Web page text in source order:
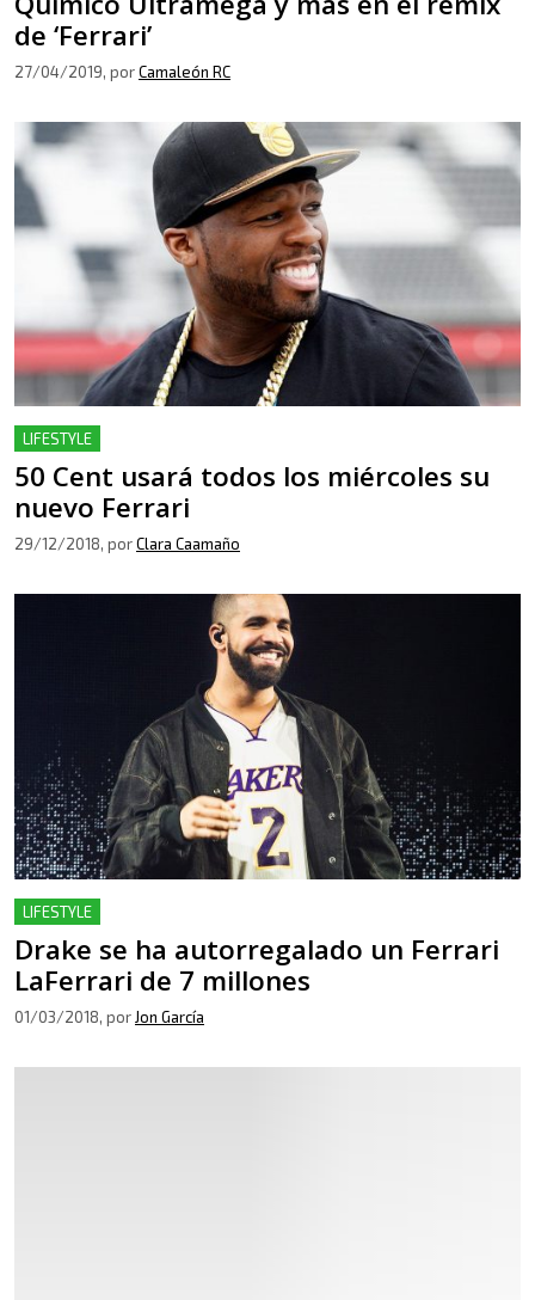
de ‘Ferrari’
27/04/2019, porCamaleón RC
LIFESTYLE
50 Cent usará todos los miércoles su
nuevo Ferrari
29/12/2018, porClara Caamaño
LIFESTYLE
Drake se ha autorregalado un Ferrari
LaFerrari de 7 millones
01/03/2018, por Jon García